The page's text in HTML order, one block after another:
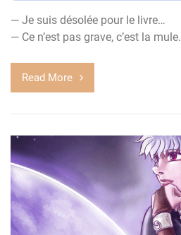
— Je suis désolée pour le livre…
— Ce n’est pas grave, c’est la mule.
Read More